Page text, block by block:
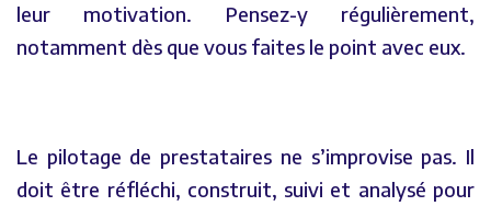
leur motivation. Pensez-y régulièrement,
notamment dès que vous faites le point avec eux.
Le pilotage de prestataires ne s’improvise pas. Il
doit être réfléchi, construit, suivi et analysé pour